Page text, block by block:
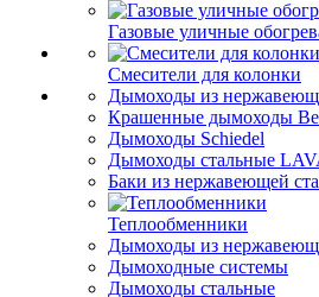
Газовые уличные
Смесители для колонки
Дымоходы из
Крашенные дымоходы
Дымоходы Schiedel
Дымоходы стальные
Баки из нержавеющей
Теплообменники
Дымоходы из
Дымоходные системы
Дымоходы стальные